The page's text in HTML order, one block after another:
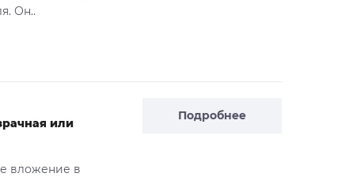
Он..
Подробнее
или
вложение в